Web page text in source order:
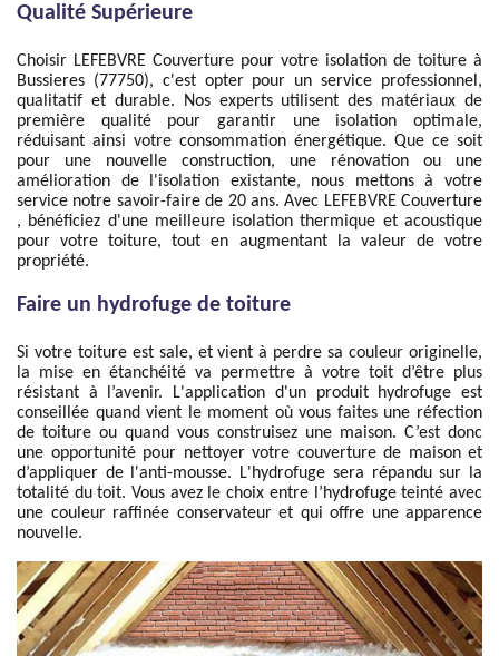
Qualité Supérieure
Choisir LEFEBVRE Couverture pour votre isolation de toiture à
Bussieres (77750), c'est opter pour un service professionnel,
qualitatif et durable. Nos experts utilisent des matériaux de
première qualité pour garantir une isolation optimale,
réduisant ainsi votre consommation énergétique. Que ce soit
pour une nouvelle construction, une rénovation ou une
amélioration de l'isolation existante, nous mettons à votre
service notre savoir-faire de 20 ans. Avec LEFEBVRE Couverture
, bénéficiez d'une meilleure isolation thermique et acoustique
pour votre toiture, tout en augmentant la valeur de votre
propriété.
Faire un hydrofuge de toiture
Si votre toiture est sale, et vient à perdre sa couleur originelle,
la mise en étanchéité va permettre à votre toit d’être plus
résistant à l’avenir. L'application d'un produit hydrofuge est
conseillée quand vient le moment où vous faites une réfection
de toiture ou quand vous construisez une maison. C’est donc
une opportunité pour nettoyer votre couverture de maison et
d’appliquer de l'anti-mousse. L'hydrofuge sera répandu sur la
totalité du toit. Vous avez le choix entre l’hydrofuge teinté avec
une couleur raffinée conservateur et qui offre une apparence
nouvelle.